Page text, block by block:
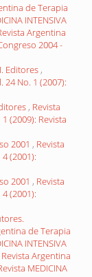
de Terapia
INTENSIVA
Argentina
2004 -
Editores ,
24 No. 1 (2007):
, Revista
(2009): Revista
2001 , Revista
(2001):
2001 , Revista
(2001):
de Terapia
INTENSIVA
Revista Argentina
MEDICINA